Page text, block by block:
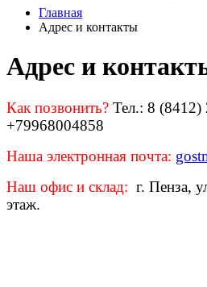
Главная
Адрес и контакты
Адрес и
Как позвонить? Тел.: 8 (8412)
+79968004858
Наша электронная почта:
Наш офис и склад: г. Пенза,
этаж.